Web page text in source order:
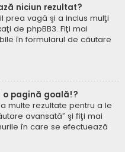
niciun rezultat?
prea vagă şi a inclus mulţi
de phpBB3. Fiţi mai
în formularul de căutare
o pagină goală!?
multe rezultate pentru a le
avansată” şi fiţi mai
în care se efectuează